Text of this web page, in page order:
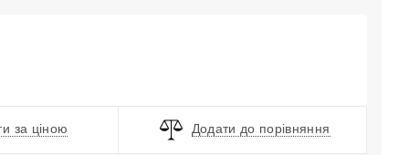
за ціною Додати до порівняння